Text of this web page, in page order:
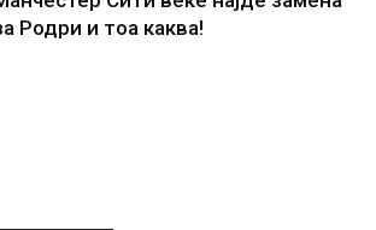
Родри и тоа каква!